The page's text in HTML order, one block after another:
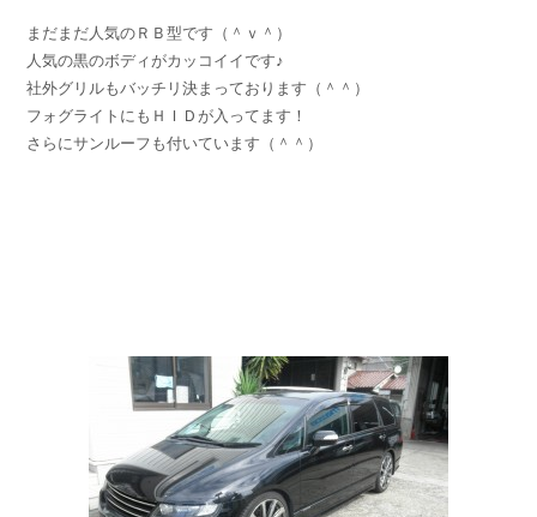
まだまだ人気のＲＢ型です（＾ｖ＾）
人気の黒のボディがカッコイイです♪
社外グリルもバッチリ決まっております（＾＾）
フォグライトにもＨＩＤが入ってます！
さらにサンルーフも付いています（＾＾）